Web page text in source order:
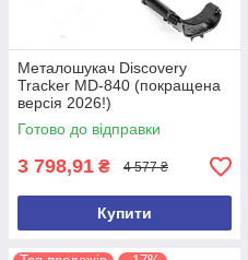
Металошукач Discovery
Tracker MD-840 (покращена
версія 2026!)
Готово до відправки
3 798,91 ₴ 4 577 ₴
Купити